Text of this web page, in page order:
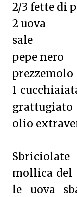
2/3 fette di
2 uova
sale
pepe nero
prezzemolo
1
grattugiato
olio
mollica del
le uova